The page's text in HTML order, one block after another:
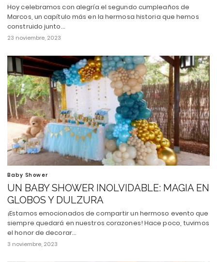
Hoy celebramos con alegría el segundo cumpleaños de
Marcos, un capítulo más en la hermosa historia que hemos
construido junto…
23 noviembre, 2023
Baby Shower
UN BABY SHOWER INOLVIDABLE: MAGIA EN
GLOBOS Y DULZURA
¡Estamos emocionados de compartir un hermoso evento que
siempre quedará en nuestros corazones! Hace poco, tuvimos
el honor de decorar…
3 noviembre, 2023